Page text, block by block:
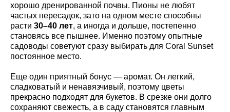
хорошо дренированной почвы. Пионы не любят
частых пересадок, зато на одном месте способны
расти 30–40 лет, а иногда и дольше, постепенно
становясь все пышнее. Именно поэтому опытные
садоводы советуют сразу выбирать для Coral Sunset
постоянное место.
Еще один приятный бонус — аромат. Он легкий,
сладковатый и ненавязчивый, поэтому цветы
прекрасно подходят для букетов. В срезке они долго
сохраняют свежесть, а в саду становятся главным